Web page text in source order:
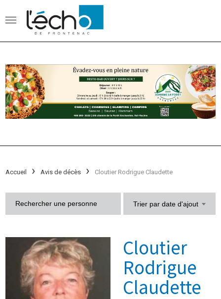
Accueil Avis de décès Cloutier Rodrigue Claudette
Trier par date d'ajout
Cloutier
Rodrigue
Claudette